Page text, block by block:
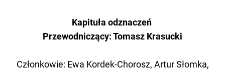
Kapituła odznaczeń
Przewodniczący: Tomasz Krasucki
Członkowie: Ewa Kordek-Chorosz, Artur Słomka,